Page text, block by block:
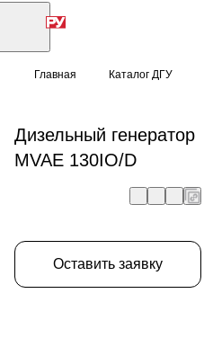
Главная Каталог ДГУ
Дизельный генератор
MVAE 130IO/D
Оставить заявку